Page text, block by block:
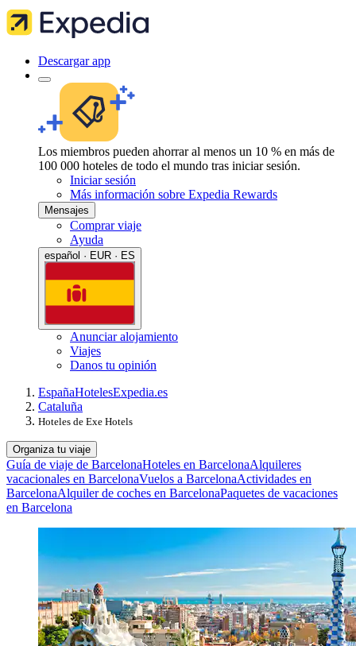
Descargar app
Los miembros pueden ahorrar al menos un 10 % en más de
100 000 hoteles de todo el mundo tras iniciar sesión.
Iniciar sesión
Más información sobre Expedia Rewards
Mensajes
Comprar viaje
Ayuda
español · EUR · ES
Anunciar alojamiento
Viajes
Danos tu opinión
EspañaHotelesExpedia.es
Cataluña
Hoteles de Exe Hotels
Organiza tu viaje
Guía de viaje de BarcelonaHoteles en BarcelonaAlquileres
vacacionales en BarcelonaVuelos a BarcelonaActividades en
BarcelonaAlquiler de coches en BarcelonaPaquetes de vacaciones
en Barcelona